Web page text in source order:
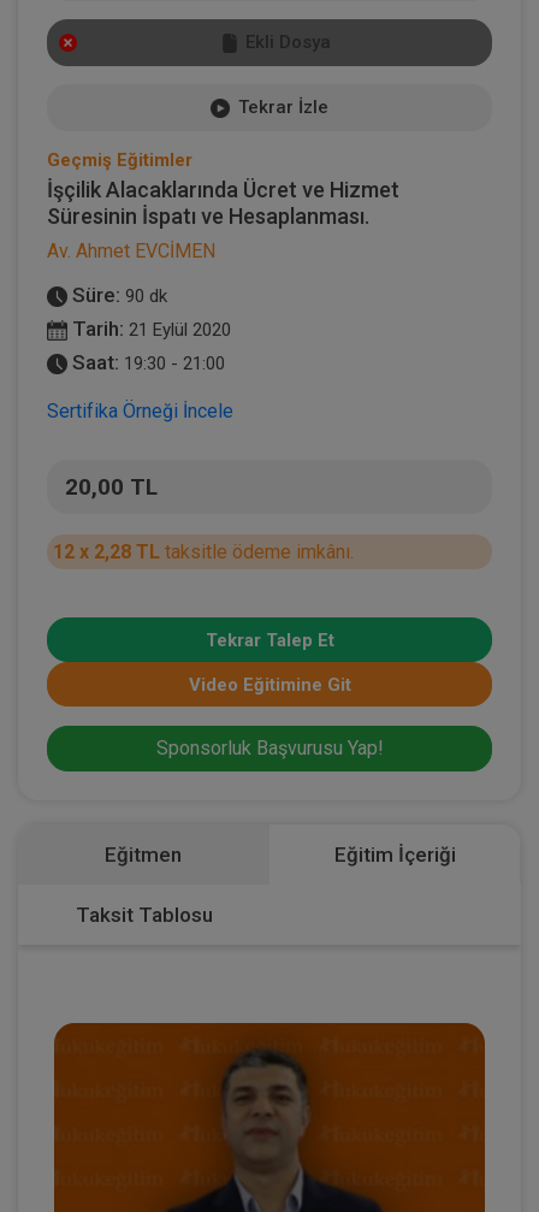
Ekli Dosya
Tekrar İzle
Geçmiş Eğitimler
İşçilik Alacaklarında Ücret ve Hizmet
Süresinin İspatı ve Hesaplanması.
Av. Ahmet EVCİMEN
Süre: 90 dk
Tarih: 21 Eylül 2020
Saat: 19:30 - 21:00
Sertifika Örneği İncele
20,00 TL
12 x 2,28 TL taksitle ödeme imkânı.
Tekrar Talep Et
Video Eğitimine Git
Sponsorluk Başvurusu Yap!
Eğitmen Eğitim İçeriği
Taksit Tablosu